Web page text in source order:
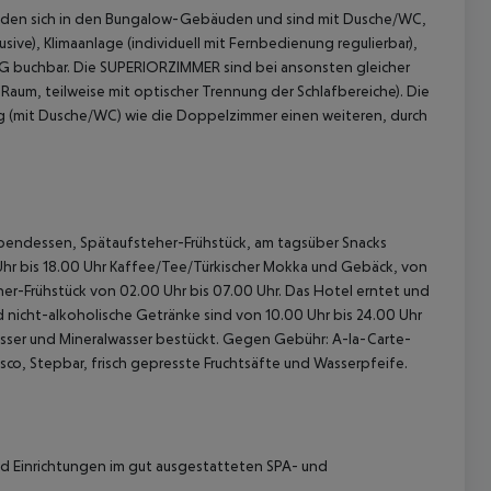
sich in den Bungalow-Gebäuden und sind mit Dusche/WC,
Klimaanlage (individuell mit Fernbedienung regulierbar),
buchbar. Die SUPERIORZIMMER sind bei ansonsten gleicher
teilweise mit optischer Trennung der Schlafbereiche). Die
(mit Dusche/WC) wie die Doppelzimmer einen weiteren, durch
Spätaufsteher-Frühstück, am tagsüber Snacks
bis 18.00 Uhr Kaffee/Tee/Türkischer Mokka und Gebäck, von
Frühstück von 02.00 Uhr bis 07.00 Uhr. Das Hotel erntet und
alkoholische Getränke sind von 10.00 Uhr bis 24.00 Uhr
und Mineralwasser bestückt. Gegen Gebühr: A-la-Carte-
Stepbar, frisch gepresste Fruchtsäfte und Wasserpfeife.
Einrichtungen im gut ausgestatteten SPA- und